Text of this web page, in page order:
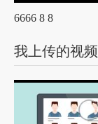
6666 8 8
我上传的视频